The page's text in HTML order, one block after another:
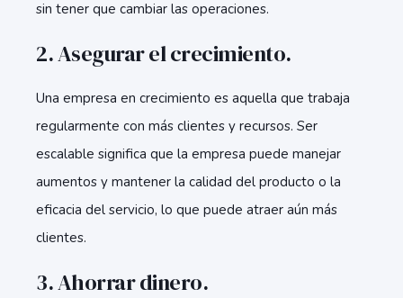
sin tener que cambiar las operaciones.
2. Asegurar el crecimiento.
Una empresa en crecimiento es aquella que trabaja
regularmente con más clientes y recursos. Ser
escalable significa que la empresa puede manejar
aumentos y mantener la calidad del producto o la
eficacia del servicio, lo que puede atraer aún más
clientes.
3. Ahorrar dinero.